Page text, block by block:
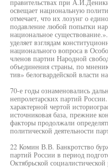
правительствах при
освещает национальную
отмечает, что их лозунг о
подавление любой попытки
национальное
уделяет взглядам
национального вопроса в
членов партии Народной
объединения страны, по
тив» белогвардейской власти
70-е годы ознаменовались
непролетарских партий
характерной чертой
источниковая база, прежние
факторы продолжали
политической деятельности
22 Комин В.В. Банкротство
партий России в период
Октябрьской